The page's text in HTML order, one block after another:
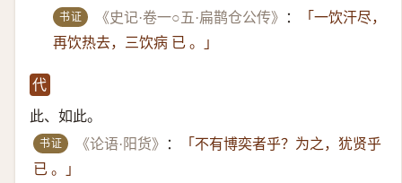
书证 《史记·卷一○五·扁鹊仓公传》 ：
「一饮汗尽，
再饮热去，三饮病 已 。」
代
此、如此。
书证 《论语·阳货》 ：
「不有博奕者乎？为之，犹贤乎
已 。」